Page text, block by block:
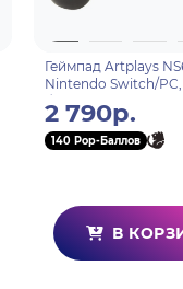
Геймпад Artplays
Nintendo Switch/
бирюзовый (2,4G, li-
dualvibro)
2 790р.
140 Pop-Баллов
В